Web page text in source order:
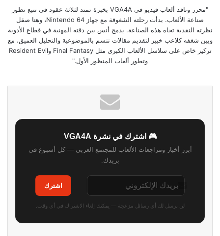
"محرر وناقد ألعاب فيديو في VGA4A بخبرة تمتد لثلاثة عقود في تتبع تطور
صناعة الألعاب. بدأت رحلته الشغوفة مع جهاز Nintendo 64، وهنا صقل
نظرته النقدية تجاه هذه الصناعة. يدمج أنس بين دقته المهنية في قطاع الأدوية
وبين شغفه كلاعب خبير لتقديم مقالات تتسم بالموضوعية والتحليل العميق، مع
تركيز خاص على سلاسل الألعاب الكبرى مثل Final Fantasy وResident Evil
وتطور ألعاب المنظور الأول."
🎮 اشترك في نشرة VGA4A
أبرز أخبار ومراجعات الألعاب للمجتمع العربي — كل أسبوع في
بريدك.
اشترك
لن نرسل لك أي رسائل مزعجة — يمكنك إلغاء الاشتراك في أي وقت.